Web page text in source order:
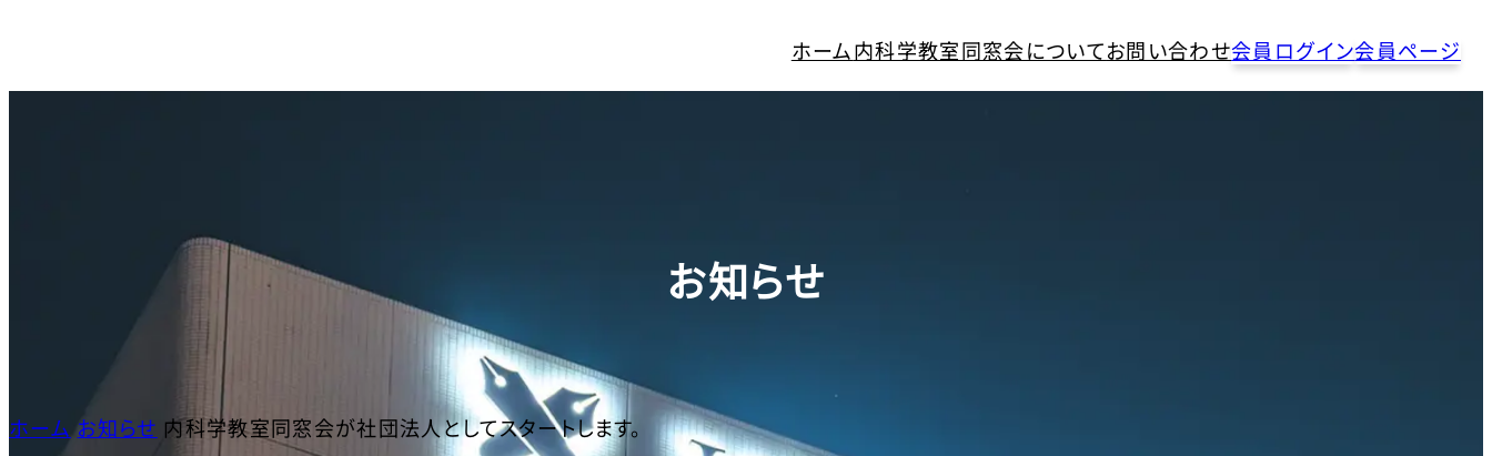
ホーム内科学教室同窓会についてお問い合わせ会員ログイン会員ページ
お知らせ
ホーム お知らせ 内科学教室同窓会が社団法人としてスタートします。